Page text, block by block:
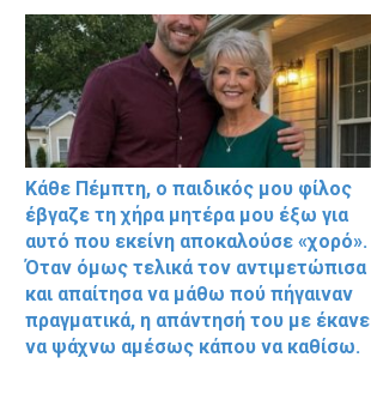
Κάθε Πέμπτη, ο παιδικός μου φίλος
έβγαζε τη χήρα μητέρα μου έξω για
αυτό που εκείνη αποκαλούσε «χορό».
Όταν όμως τελικά τον αντιμετώπισα
και απαίτησα να μάθω πού πήγαιναν
πραγματικά, η απάντησή του με έκανε
να ψάχνω αμέσως κάπου να καθίσω.